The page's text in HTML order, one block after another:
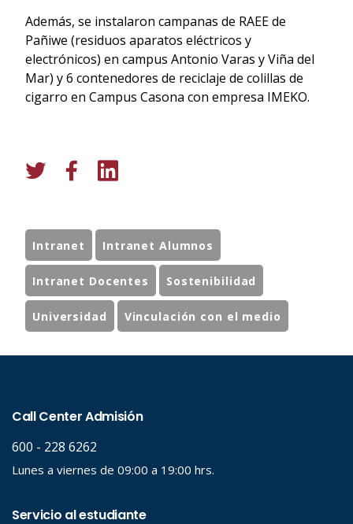
Además, se instalaron campanas de RAEE de
Pañiwe (residuos aparatos eléctricos y
electrónicos) en campus Antonio Varas y Viña del
Mar) y 6 contenedores de reciclaje de colillas de
cigarro en Campus Casona con empresa IMEKO.
Intranet Intranet Alumnos
Intranet Docentes Sostenibilidad
Universidad Vinculación con el medio